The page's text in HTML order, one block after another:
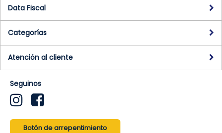
Data Fiscal
Categorías
Atención al cliente
Seguinos
Botón de arrepentimiento